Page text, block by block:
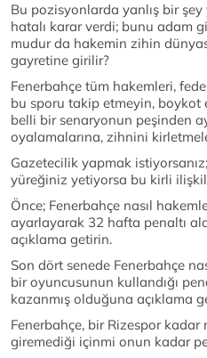
Bu pozisyonlarda yanlış bir
hatalı karar verdi; bunu adam
mudur da hakemin zihin
gayretine girilir?
Fenerbahçe tüm hakemleri,
bu sporu takip etmeyin, boykot
belli bir senaryonun peşinden
oyalamalarına, zihnini
Gazetecilik yapmak
yüreğiniz yetiyorsa bu kirli
Önce; Fenerbahçe nasıl
ayarlayarak 32 hafta penaltı
açıklama getirin.
Son dört senede Fenerbahçe
bir oyuncusunun kullandığı
kazanmış olduğuna açıklama
Fenerbahçe, bir Rizespor kadar
giremediği içinmi onun kadar